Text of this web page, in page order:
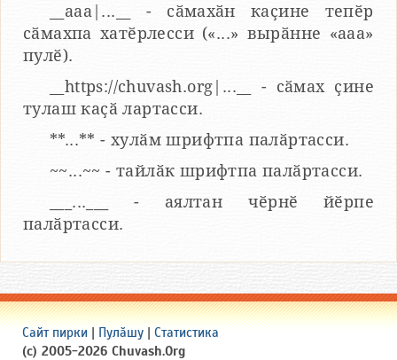
__aaa|...__ - сӑмахӑн каҫине тепӗр
сӑмахпа хатӗрлесси («...» вырӑнне «ааа»
пулӗ).
__https://chuvash.org|...__ - сӑмах ҫине
тулаш каҫӑ лартасси.
**...** - хулӑм шрифтпа палӑртасси.
~~...~~ - тайлӑк шрифтпа палӑртасси.
___...___ - аялтан чӗрнӗ йӗрпе
палӑртасси.
Сайт пирки | Пулӑшу | Статистика
(c) 2005-2026 Chuvash.Org